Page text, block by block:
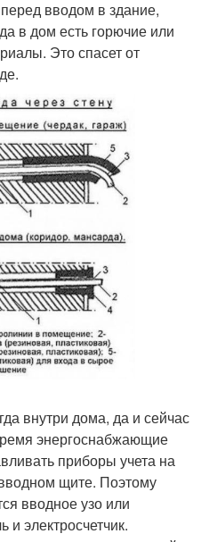
вводом в здание,
в дом есть горючие или
Это спасет от
внутри дома, да и сейчас
энергоснабжающие
приборы учета на
щите. Поэтому
вводное узо или
и электросчетчик.